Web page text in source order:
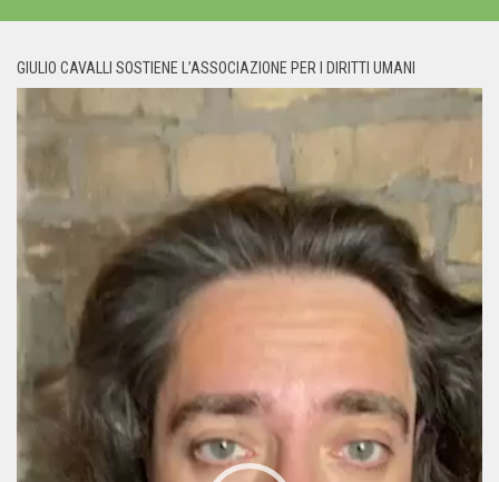
GIULIO CAVALLI SOSTIENE L’ASSOCIAZIONE PER I DIRITTI UMANI